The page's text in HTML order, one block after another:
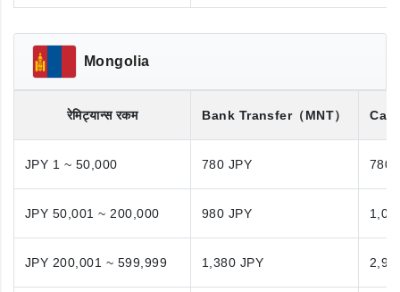
Mongolia
रेमिट्यान्स रकम Bank Transfer（MNT）
JPY 1 ~ 50,000 780 JPY 780
JPY 50,001 ~ 200,000 980 JPY
JPY 200,001 ~ 599,999 1,380 JPY